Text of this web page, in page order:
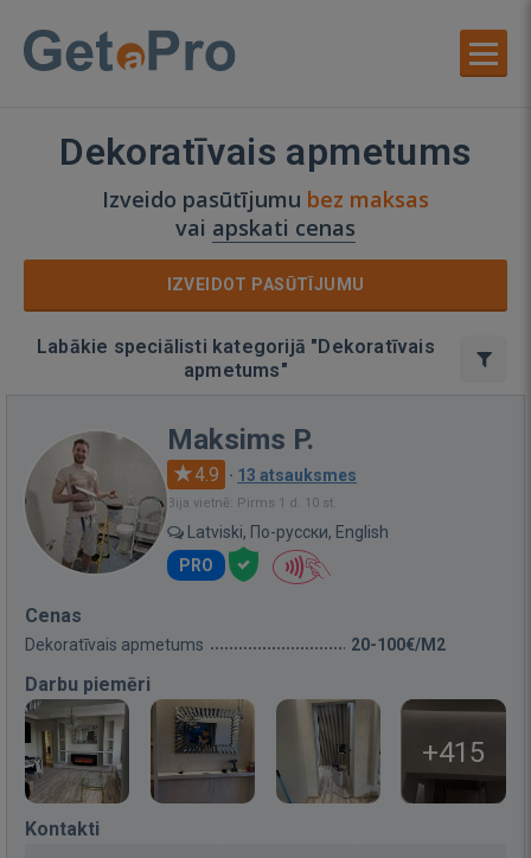
Dekoratīvais apmetums
Izveido pasūtījumu bez maksas
vai apskati cenas
IZVEIDOT PASŪTĪJUMU
Labākie speciālisti kategorijā "Dekoratīvais
apmetums"
Maksims P.
4.9 · 13 atsauksmes
Bija vietnē: Pirms 1 d. 10 st.
Latviski, По-русски, English
PRO
Cenas
Dekoratīvais apmetums 20-100€/M2
Darbu piemēri
+415
Kontakti